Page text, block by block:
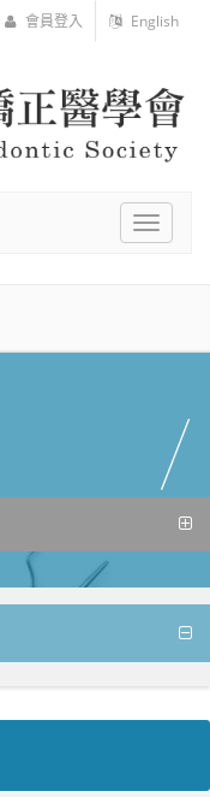
會員登入 English
Toggle